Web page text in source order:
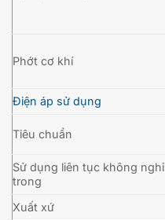
Phớt cơ khí
Điện áp sử dụng
Tiêu chuẩn
Sử dụng liên tục không nghỉ
trong
Xuất xứ